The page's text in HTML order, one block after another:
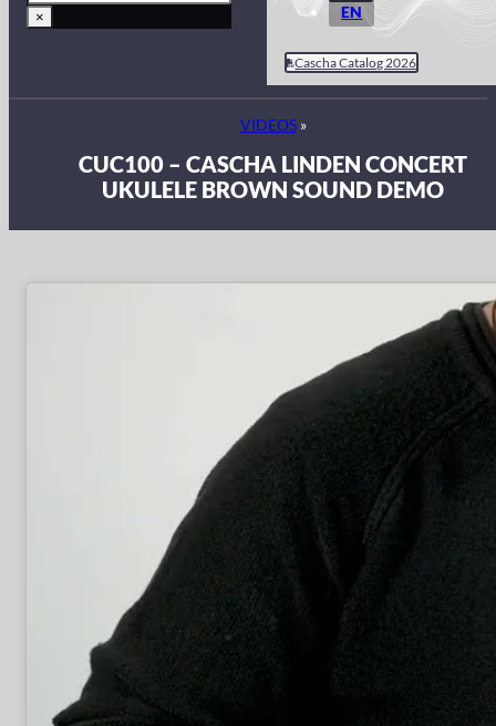
×
EN
Cascha Catalog 2026
VIDEOS»
CUC100 – CASCHA LINDEN CONCERT
UKULELE BROWN SOUND DEMO